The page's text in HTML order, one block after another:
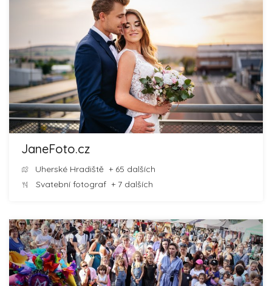
JaneFoto.cz
Uherské Hradiště + 65 dalších
Svatební fotograf + 7 dalších